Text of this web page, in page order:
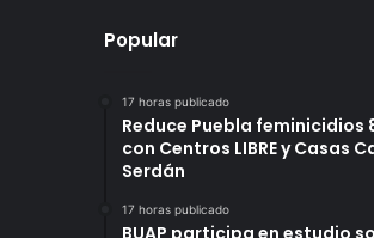
Popular
17 horas publicado
Reduce Puebla feminicidios
con Centros LIBRE y Casas
Serdán
17 horas publicado
BUAP participa en estudio